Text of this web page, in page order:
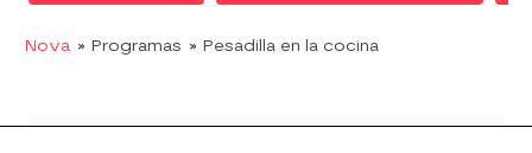
Nova » Programas » Pesadilla en la cocina